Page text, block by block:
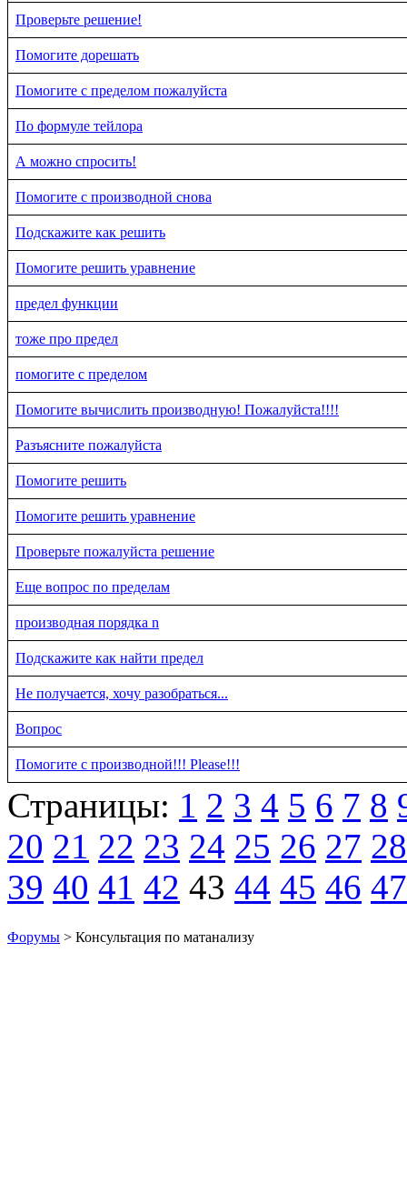
Проверьте решение!
Помогите дорешать
Помогите с пределом пожалуйста
По формуле тейлора
А можно спросить!
Помогите с производной снова
Подскажите как решить
Помогите решить уравнение
предел функции
тоже про предел
помогите с пределом
Помогите вычислить производную! Пожалуйста!!!!
Разъясните пожалуйста
Помогите решить
Помогите решить уравнение
Проверьте пожалуйста решение
Еще вопрос по пределам
производная порядка n
Подскажите как найти предел
Не получается, хочу разобраться...
Вопрос
Помогите с производной!!! Please!!!
Страницы: 1 2 3 4 5 6 7 8
20 21 22 23 24 25 26 27 28
39 40 41 42 43 44 45 46 47
Форумы > Консультация по матанализу